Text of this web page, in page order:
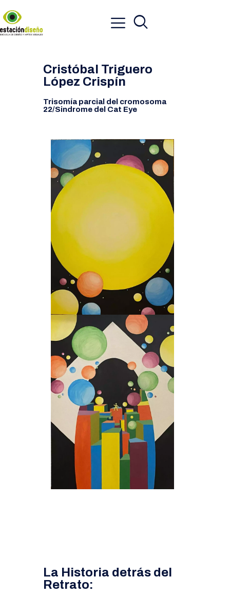
Cristóbal Triguero
López Crispín
Trisomía parcial del cromosoma
22/Sindrome del Cat Eye
La Historia detrás del
Retrato: